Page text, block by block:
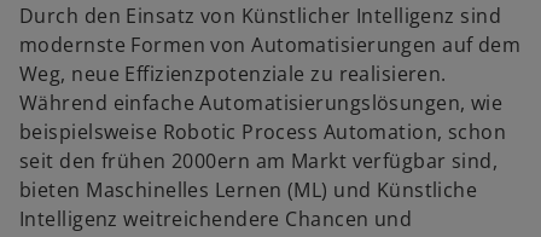
Durch den Einsatz von Künstlicher Intelligenz sind
modernste Formen von Automatisierungen auf dem
Weg, neue Effizienzpotenziale zu realisieren.
Während einfache Automatisierungslösungen, wie
beispielsweise Robotic Process Automation, schon
seit den frühen 2000ern am Markt verfügbar sind,
bieten Maschinelles Lernen (ML) und Künstliche
Intelligenz weitreichendere Chancen und